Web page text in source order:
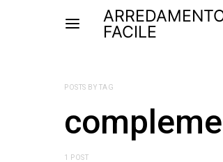
FACILE
POSTS BY TAG
1 POST